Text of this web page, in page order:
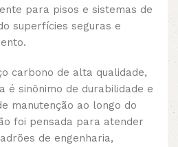
para pisos e sistemas de
superfícies seguras e
carbono de alta qualidade,
é sinônimo de durabilidade e
manutenção ao longo do
foi pensada para atender
de engenharia,